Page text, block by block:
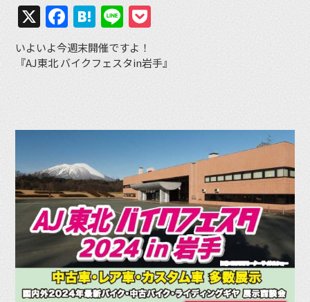
X Facebook
Hatena
Line
いよいよ今週末開催ですよ！
『AJ東北 バイクフェスタin岩手』